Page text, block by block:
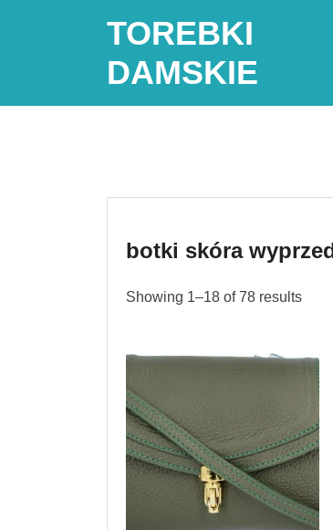
TOREBKI
DAMSKIE
botki skóra
Showing 1–18 of 78 results